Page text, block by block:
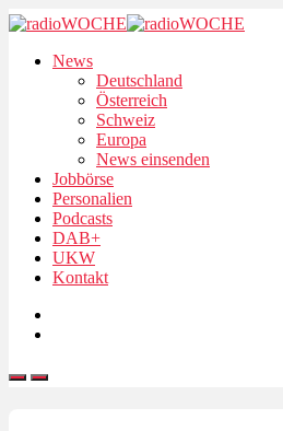
News
Deutschland
Österreich
Schweiz
Europa
News einsenden
Jobbörse
Personalien
Podcasts
DAB+
UKW
Kontakt